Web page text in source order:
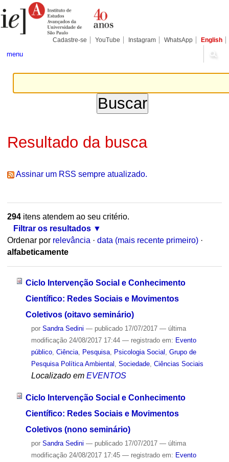
para
conteúdo.
Pessoais
Cadastre-se YouTube Instagram WhatsApp English
menu
Resultado da busca
Assinar um RSS sempre atualizado.
294itens atendem ao seu critério.
Filtrar os resultados
Ordenar por relevância · data (mais recente primeiro) ·
alfabeticamente
Ciclo Intervenção Social e Conhecimento
Científico: Redes Sociais e Movimentos
Coletivos (oitavo seminário)
por Sandra Sedini — publicado17/07/2017 — última
modificação24/08/2017 17:44 — registrado em: Evento
público, Ciência, Pesquisa, Psicologia Social
Grupo de
Pesquisa Política Ambiental
Sociedade, Ciências Sociais
Localizado em EVENTOS
Ciclo Intervenção Social e Conhecimento
Científico: Redes Sociais e Movimentos
Coletivos (nono seminário)
por Sandra Sedini — publicado17/07/2017 — última
modificação24/08/2017 17:45 — registrado em: Evento